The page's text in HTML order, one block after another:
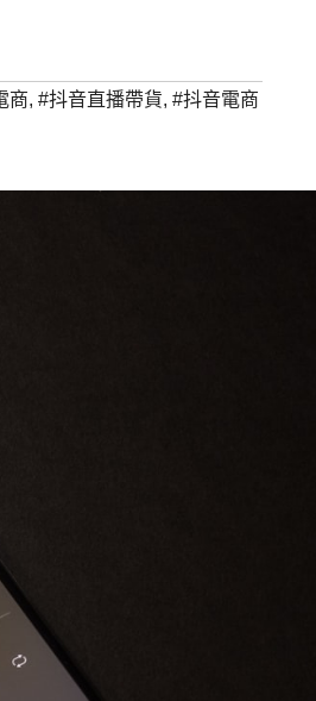
商, #抖音直播帶貨, #抖音電商